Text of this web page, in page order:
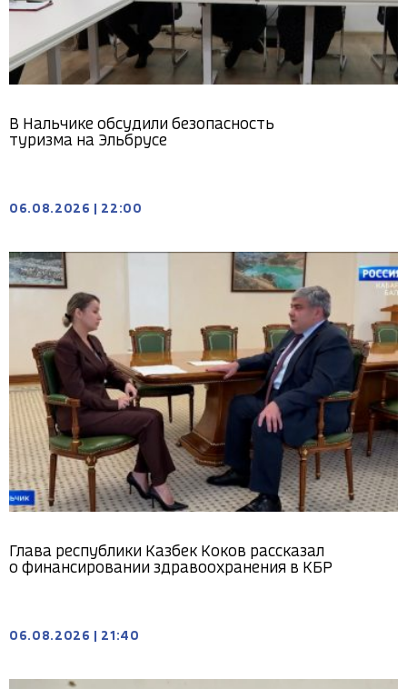
В Нальчике обсудили безопасность
туризма на Эльбрусе
06.08.2026 22:00
Глава республики Казбек Коков рассказал
о финансировании здравоохранения в КБР
06.08.2026 21:40